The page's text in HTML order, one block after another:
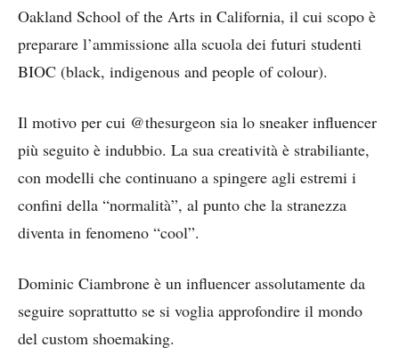
Oakland School of the Arts in California, il cui scopo è
preparare l’ammissione alla scuola dei futuri studenti
BIOC (black, indigenous and people of colour).
Il motivo per cui @thesurgeon sia lo sneaker influencer
più seguito è indubbio. La sua creatività è strabiliante,
con modelli che continuano a spingere agli estremi i
confini della “normalità”, al punto che la stranezza
diventa in fenomeno “cool”.
Dominic Ciambrone è un influencer assolutamente da
seguire soprattutto se si voglia approfondire il mondo
del custom shoemaking.